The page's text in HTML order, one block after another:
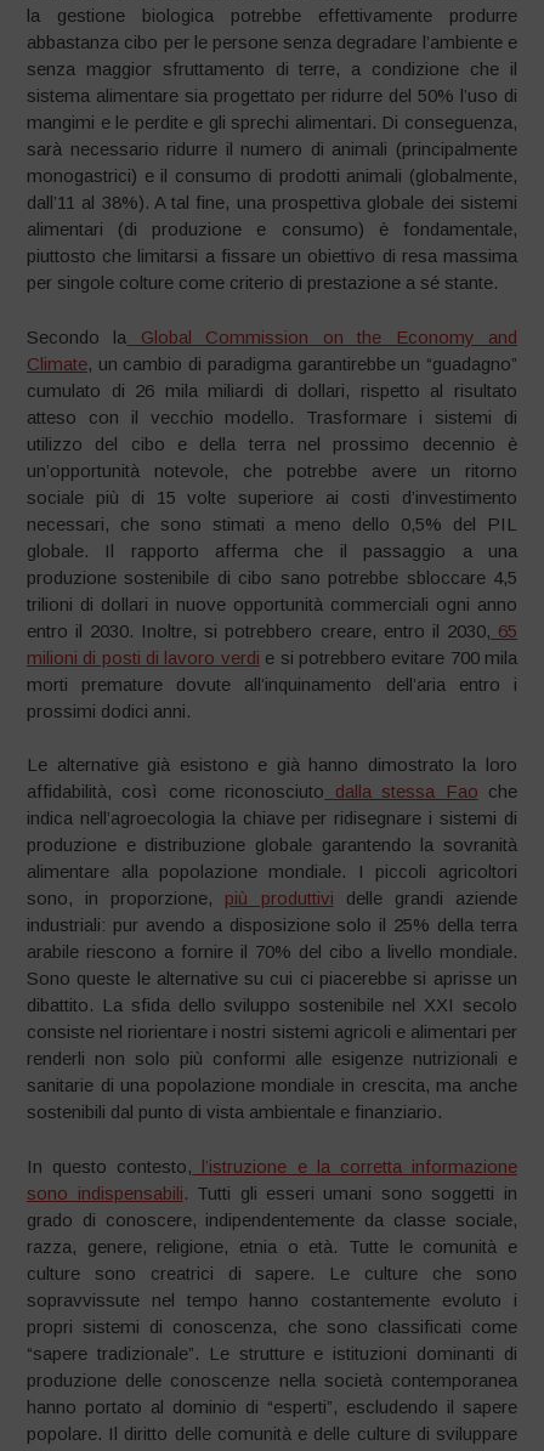
la gestione biologica potrebbe effettivamente produrre
abbastanza cibo per le persone senza degradare l’ambiente e
senza maggior sfruttamento di terre, a condizione che il
sistema alimentare sia progettato per ridurre del 50% l’uso di
mangimi e le perdite e gli sprechi alimentari. Di conseguenza,
sarà necessario ridurre il numero di animali (principalmente
monogastrici) e il consumo di prodotti animali (globalmente,
dall’11 al 38%). A tal fine, una prospettiva globale dei sistemi
alimentari (di produzione e consumo) è fondamentale,
piuttosto che limitarsi a fissare un obiettivo di resa massima
per singole colture come criterio di prestazione a sé stante.
Secondo la Global Commission on the Economy and
Climate, un cambio di paradigma garantirebbe un “guadagno”
cumulato di 26 mila miliardi di dollari, rispetto al risultato
atteso con il vecchio modello. Trasformare i sistemi di
utilizzo del cibo e della terra nel prossimo decennio è
un’opportunità notevole, che potrebbe avere un ritorno
sociale più di 15 volte superiore ai costi d’investimento
necessari, che sono stimati a meno dello 0,5% del PIL
globale. Il rapporto afferma che il passaggio a una
produzione sostenibile di cibo sano potrebbe sbloccare 4,5
trilioni di dollari in nuove opportunità commerciali ogni anno
entro il 2030. Inoltre, si potrebbero creare, entro il 2030, 65
milioni di posti di lavoro verdi e si potrebbero evitare 700 mila
morti premature dovute all’inquinamento dell’aria entro i
prossimi dodici anni.
Le alternative già esistono e già hanno dimostrato la loro
affidabilità, così come riconosciuto dalla stessa Fao che
indica nell’agroecologia la chiave per ridisegnare i sistemi di
produzione e distribuzione globale garantendo la sovranità
alimentare alla popolazione mondiale. I piccoli agricoltori
sono, in proporzione, più produttivi delle grandi aziende
industriali: pur avendo a disposizione solo il 25% della terra
arabile riescono a fornire il 70% del cibo a livello mondiale.
Sono queste le alternative su cui ci piacerebbe si aprisse un
dibattito. La sfida dello sviluppo sostenibile nel XXI secolo
consiste nel riorientare i nostri sistemi agricoli e alimentari per
renderli non solo più conformi alle esigenze nutrizionali e
sanitarie di una popolazione mondiale in crescita, ma anche
sostenibili dal punto di vista ambientale e finanziario.
In questo contesto, l’istruzione e la corretta informazione
sono indispensabili. Tutti gli esseri umani sono soggetti in
grado di conoscere, indipendentemente da classe sociale,
razza, genere, religione, etnia o età. Tutte le comunità e
culture sono creatrici di sapere. Le culture che sono
sopravvissute nel tempo hanno costantemente evoluto i
propri sistemi di conoscenza, che sono classificati come
“sapere tradizionale”. Le strutture e istituzioni dominanti di
produzione delle conoscenze nella società contemporanea
hanno portato al dominio di “esperti”, escludendo il sapere
popolare. Il diritto delle comunità e delle culture di sviluppare